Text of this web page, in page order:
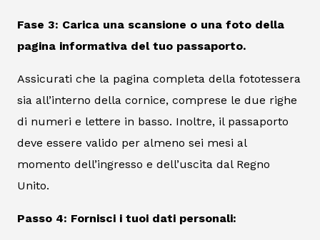
Fase 3: Carica una scansione o una foto della
pagina informativa del tuo passaporto.
Assicurati che la pagina completa della fototessera
sia all’interno della cornice, comprese le due righe
di numeri e lettere in basso. Inoltre, il passaporto
deve essere valido per almeno sei mesi al
momento dell’ingresso e dell’uscita dal Regno
Unito.
Passo 4: Fornisci i tuoi dati personali: